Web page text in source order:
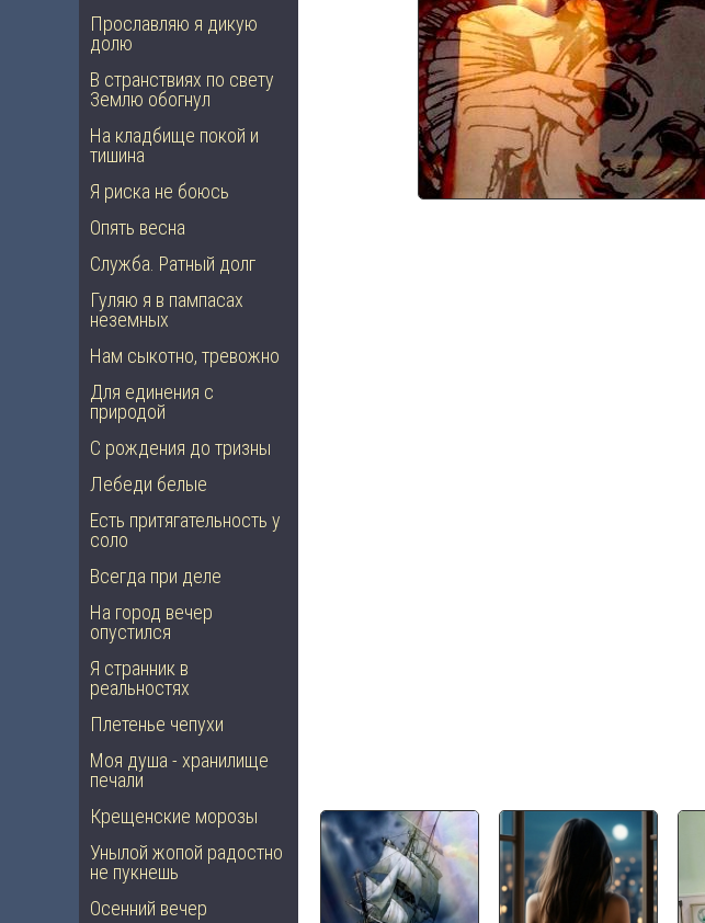
Прославляю я дикую
долю
В странствиях по свету
Землю обогнул
На кладбище покой и
тишина
Я риска не боюсь
Опять весна
Служба. Ратный долг
Гуляю я в пампасах
неземных
Нам сыкотно, тревожно
Для единения с
природой
С рождения до тризны
Лебеди белые
Есть притягательность у
соло
Всегда при деле
На город вечер
опустился
Я странник в
реальностях
Плетенье чепухи
Моя душа - хранилище
печали
Крещенские морозы
Унылой жопой радостно
не пукнешь
Осенний вечер